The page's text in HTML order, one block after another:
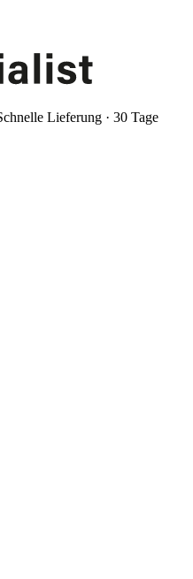
Lieferung · 30 Tage